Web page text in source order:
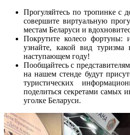
Прогуляйтесь по тропинке с
совершите виртуальную
местам Беларуси и
Покрутите колесо фортуны:
узнайте, какой вид
наступающем году!
Пообщайтесь с
на нашем стенде будут
туристических
поделиться секретами самых
уголке Беларуси.